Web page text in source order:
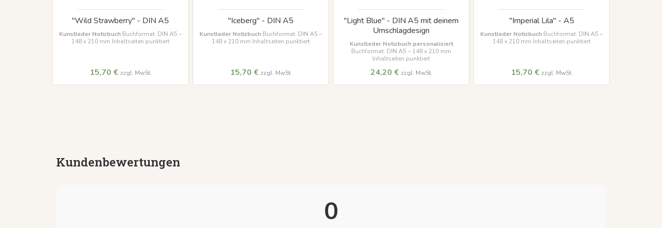
"Wild Strawberry" - DIN A5
Kunstleder Notizbuch Buchformat: DIN A5 –
148 x 210 mm Inhaltseiten punktiert
15,70 € zzgl. MwSt.
"Iceberg" - DIN A5
Kunstleder Notizbuch Buchformat: DIN A5 –
148 x 210 mm Inhaltseiten punktiert
15,70 € zzgl. MwSt.
"Light Blue" - DIN A5 mit deinem
Umschlagdesign
Kunstleder Notizbuch personalisiert
Buchformat: DIN A5 – 148 x 210 mm
Inhaltseiten punktiert
24,20 € zzgl. MwSt.
"Imperial Lila" - A5
Kunstleder Notizbuch Buchformat: DIN A5 –
148 x 210 mm Inhaltseiten punktiert
15,70 € zzgl. MwSt.
Kundenbewertungen
0